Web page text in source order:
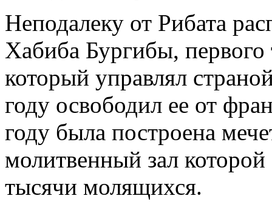
Неподалеку от Рибата
Хабиба Бургибы, первого
который управлял
году освободил ее от
году была построена
молитвенный зал
тысячи молящихся.